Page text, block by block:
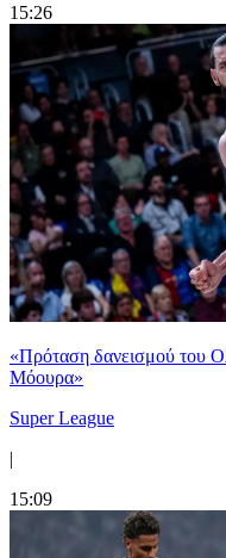
15:26
«Πρόταση δανεισμού του
Μόουρα»
Super League
|
15:09